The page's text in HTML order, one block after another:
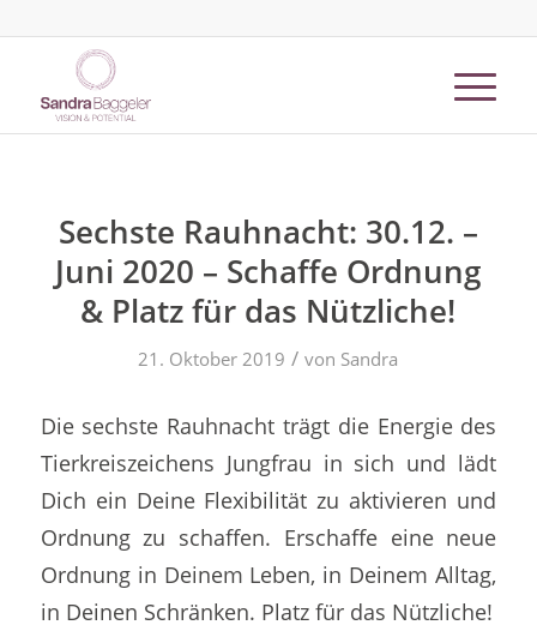
Sechste Rauhnacht: 30.12. –
Juni 2020 – Schaffe Ordnung
& Platz für das Nützliche!
21. Oktober 2019 / von Sandra
Die sechste Rauhnacht trägt die Energie des
Tierkreiszeichens Jungfrau in sich und lädt
Dich ein Deine Flexibilität zu aktivieren und
Ordnung zu schaffen. Erschaffe eine neue
Ordnung in Deinem Leben, in Deinem Alltag,
in Deinen Schränken. Platz für das Nützliche!